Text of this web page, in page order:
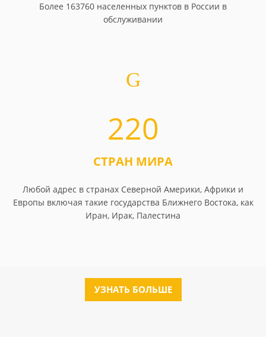
Более 163760 населенных пунктов в России в
обслуживании
220
СТРАН МИРА
Любой адрес в странах Северной Америки, Африки и
Европы включая такие государства Ближнего Востока, как
Иран, Ирак, Палестина
УЗНАТЬ БОЛЬШЕ